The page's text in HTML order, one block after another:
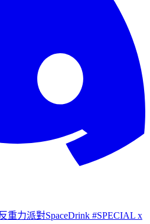
重力派對SpaceDrink #SPECIAL x